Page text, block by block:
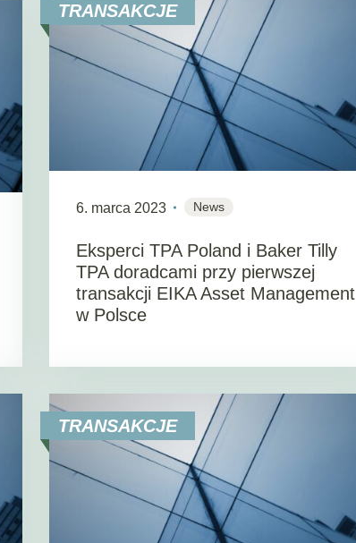
TRANSAKCJE
6. marca 2023 News
Eksperci TPA Poland i Baker Tilly
TPA doradcami przy pierwszej
transakcji EIKA Asset Management
w Polsce
TRANSAKCJE